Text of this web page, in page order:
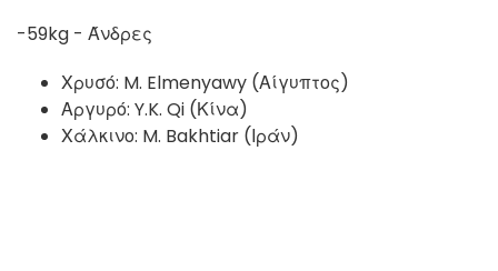
-59kg - Άνδρες
Χρυσό: M. Elmenyawy (Αίγυπτος)
Αργυρό: Y.K. Qi (Κίνα)
Χάλκινο: M. Bakhtiar (Ιράν)